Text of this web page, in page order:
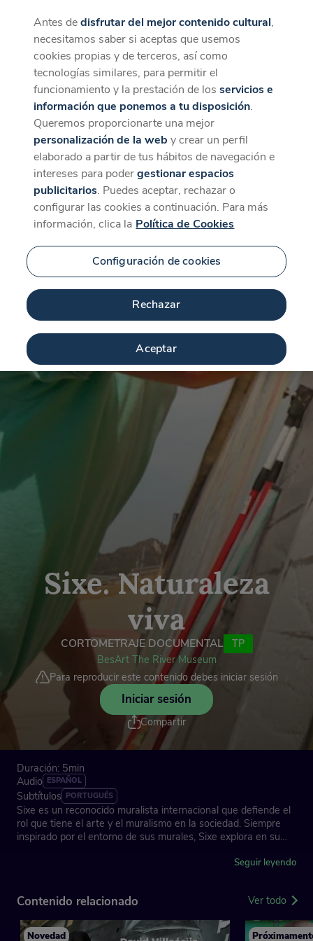
CaixaForum+
La mejor experiencia desde la App
Descargar
Sixe. Naturaleza
viva
CORTOMETRAJE DOCUMENTAL
TP
BesArt The River Museum
Para reproducir este contenido debes iniciar sesión
Iniciar sesión
Compartir
Duración: 5min
Audio ESPAÑOL
Subtítulos PORTUGUÉS
Sixe es un reconocido muralista internacional que defiende el
rol que tiene el arte y el muralismo en la sociedad. Siempre
inspirado por el entorno de sus murales, Sixe explora en su
puente visual entre los dos mundos y celebrando la
BesArt The River Museum: el museo de arte urbano más
Seguir leyendo
Contenido relacionado Ver todo
Novedad
Antes dedisfrutar del mejor contenido cultural,
necesitamos saber si aceptas que usemos
cookies propias y de terceros, así como
tecnologías similares, para permitir el
funcionamiento y la prestación de losservicios e
información que ponemos a tu disposición.
Queremos proporcionarte una mejor
personalización de la web y crear un perfil
elaborado a partir de tus hábitos de navegación e
intereses para podergestionar espacios
publicitarios. Puedes aceptar, rechazar o
configurar las cookies a continuación. Para más
información, clica la Política de Cookies
Configuración de cookies
Rechazar
Aceptar